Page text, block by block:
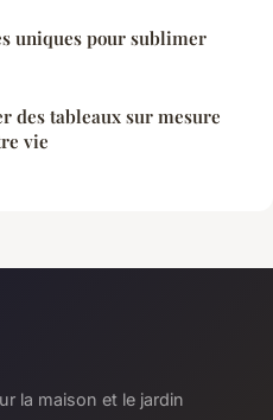
uniques pour sublimer
des tableaux sur mesure
vie
la maison et le jardin